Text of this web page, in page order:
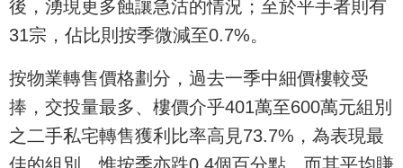
後，湧現更多蝕讓急沽的情況；至於平手者則有
31宗，佔比則按季微減至0.7%。
按物業轉售價格劃分，過去一季中細價樓較受
捧，交投量最多、樓價介乎401萬至600萬元組別
之二手私宅轉售獲利比率高見73.7%，為表現最